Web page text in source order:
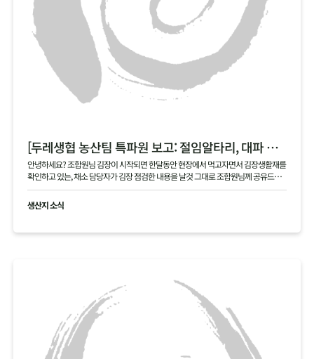
[두레생협 농산팀 특파원 보고: 절임알타리, 대파 현장]
안녕하세요? 조합원님 김장이 시작되면 한달동안 현장에서 먹고자면서 김장생활재를
확인하고 있는, 채소 담당자가 김장 점검한 내용을 날것 그대로 조합원님께 공유드립
니다 .
생산지 소식